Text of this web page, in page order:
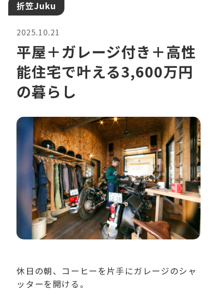
折笠Juku
2025.10.21
平屋＋ガレージ付き＋高性
能住宅で叶える3,600万円
の暮らし
休日の朝、コーヒーを片手にガレージのシャ
ッターを開ける。